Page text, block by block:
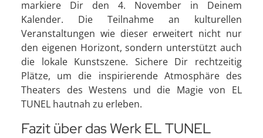
markiere Dir den 4. November in Deinem
Kalender. Die Teilnahme an kulturellen
Veranstaltungen wie dieser erweitert nicht nur
den eigenen Horizont, sondern unterstützt auch
die lokale Kunstszene. Sichere Dir rechtzeitig
Plätze, um die inspirierende Atmosphäre des
Theaters des Westens und die Magie von EL
TUNEL hautnah zu erleben.
Fazit über das Werk EL TUNEL